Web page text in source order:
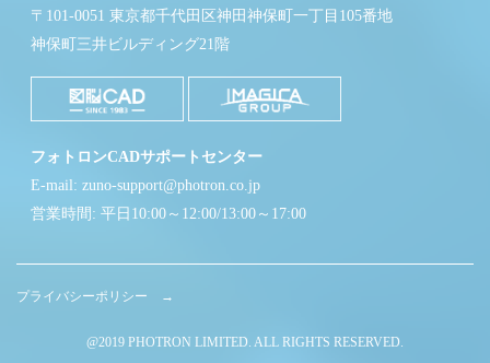
〒101-0051 東京都千代田区神田神保町一丁目105番地
神保町三井ビルディング21階
フォトロンCADサポートセンター
E-mail: zuno-support@photron.co.jp
営業時間: 平日10:00～12:00/13:00～17:00
プライバシーポリシー →
@2019 PHOTRON LIMITED. ALL RIGHTS RESERVED.